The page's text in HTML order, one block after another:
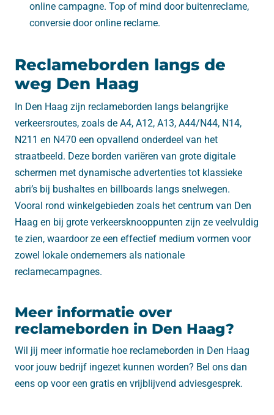
online campagne. Top of mind door buitenreclame,
conversie door online reclame.
Reclameborden langs de
weg Den Haag
In Den Haag zijn reclameborden langs belangrijke
verkeersroutes, zoals de A4, A12, A13, A44/N44, N14,
N211 en N470 een opvallend onderdeel van het
straatbeeld. Deze borden variëren van grote digitale
schermen met dynamische advertenties tot klassieke
abri’s bij bushaltes en billboards langs snelwegen.
Vooral rond winkelgebieden zoals het centrum van Den
Haag en bij grote verkeersknooppunten zijn ze veelvuldig
te zien, waardoor ze een effectief medium vormen voor
zowel lokale ondernemers als nationale
reclamecampagnes.
Meer informatie over
reclameborden in Den Haag?
Wil jij meer informatie hoe reclameborden in Den Haag
voor jouw bedrijf ingezet kunnen worden? Bel ons dan
eens op voor een gratis en vrijblijvend adviesgesprek.